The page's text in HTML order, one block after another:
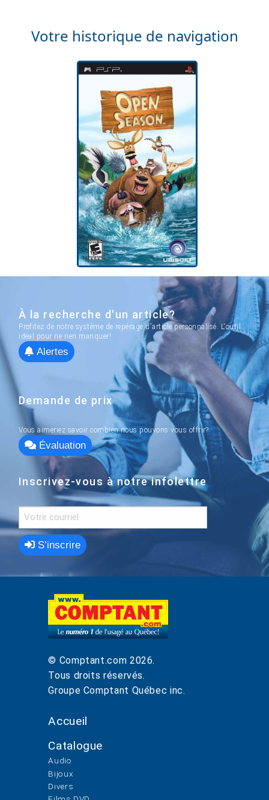
Votre historique de navigation
À la recherche d'un article?
Profitez de notre système de repérage d'article personnalisé. L'outil
idéal pour ne rien manquer!
Alertes
Demande de prix
Vous aimeriez savoir combien nous pouvons vous offrir?
Évaluation
Inscrivez-vous à notre infolettre
S’inscrire
© Comptant.com 2026.
Tous droits réservés.
Groupe Comptant Québec inc.
Accueil
Catalogue
Audio
Bijoux
Divers